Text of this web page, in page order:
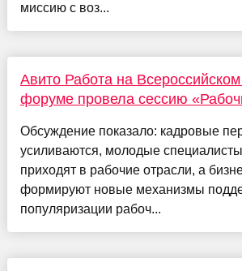
миссию с воз...
Авито Работа на
форуме провела сессию
Обсуждение показало: кадровые
усиливаются, молодые
приходят в рабочие отрасли, а
формируют новые механизмы
популяризации рабоч...